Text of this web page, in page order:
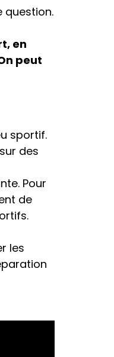
question.
en
peut
sportif.
des
Pour
de
les